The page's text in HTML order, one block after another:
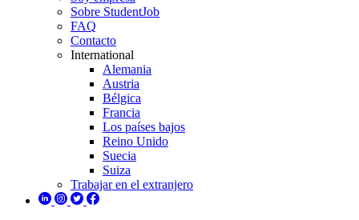
Sobre StudentJob
FAQ
Contacto
International
Alemania
Austria
Bélgica
Francia
Los países bajos
Reino Unido
Suecia
Suiza
Trabajar en el extranjero